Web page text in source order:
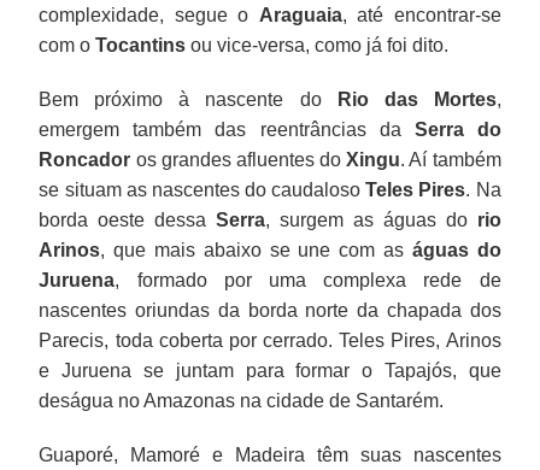
complexidade, segue o Araguaia, até encontrar-se
com oTocantins ou vice-versa, como já foi dito.
Bem próximo à nascente do Rio das Mortes,
emergem também das reentrâncias da Serra do
Roncador os grandes afluentes doXingu. Aí também
se situam as nascentes do caudalosoTeles Pires. Na
borda oeste dessaSerra, surgem as águas do rio
Arinos, que mais abaixo se une com as águas do
Juruena, formado por uma complexa rede de
nascentes oriundas da borda norte da chapada dos
Parecis, toda coberta por cerrado. Teles Pires, Arinos
e Juruena se juntam para formar o Tapajós, que
deságua no Amazonas na cidade de Santarém.
Guaporé, Mamoré e Madeira têm suas nascentes